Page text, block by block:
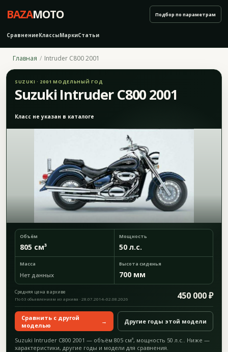
BAZAMOTO
СравнениеКлассыМаркиСтатьи
Подбор по параметрам
Главная Intruder C800 2001
SUZUKI · 2001 МОДЕЛЬНЫЙ ГОД
Suzuki Intruder C800 2001
Класс не указан в каталоге
Объём
805 см³
Мощность
50 л.с.
Масса
Нет данных
Высота сиденья
700 мм
Средняя цена в архиве 450 000 ₽
По 63 объявлениям из архива · 28.07.2014–02.08.2026
Сравнить с другой
моделью
→ Другие годы этой модели
Suzuki Intruder C800 2001 — объём 805 см³, мощность 50 л.с.. Ниже —
характеристики, другие годы и модели для сравнения.